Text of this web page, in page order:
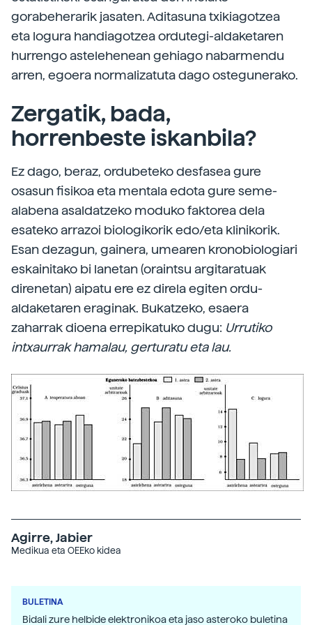
gorabeherarik jasaten. Aditasuna txikiagotzea
eta logura handiagotzea ordutegi-aldaketaren
hurrengo astelehenean gehiago nabarmendu
arren, egoera normalizatuta dago ostegunerako.
Zergatik, bada,
horrenbeste iskanbila?
Ez dago, beraz, ordubeteko desfasea gure
osasun fisikoa eta mentala edota gure seme-
alabena asaldatzeko moduko faktorea dela
esateko arrazoi biologikorik edo/eta klinikorik.
Esan dezagun, gainera, umearen kronobiologiari
eskainitako bi lanetan (oraintsu argitaratuak
direnetan) aipatu ere ez direla egiten ordu-
aldaketaren eraginak. Bukatzeko, esaera
zaharrak dioena errepikatuko dugu: Urrutiko
intxaurrak hamalau, gerturatu eta lau.
Agirre, Jabier
Medikua eta OEEko kidea
BULETINA
Bidali zure helbide elektronikoa eta jaso asteroko buletina